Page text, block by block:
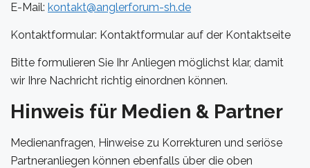
E-Mail: kontakt@anglerforum-sh.de
Kontaktformular: Kontaktformular auf der Kontaktseite
Bitte formulieren Sie Ihr Anliegen möglichst klar, damit
wir Ihre Nachricht richtig einordnen können.
Hinweis für Medien & Partner
Medienanfragen, Hinweise zu Korrekturen und seriöse
Partneranliegen können ebenfalls über die oben